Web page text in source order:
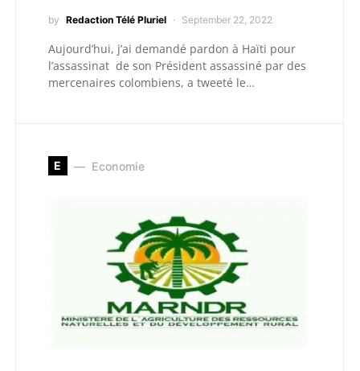
by Redaction Télé Pluriel September 22, 2022
Aujourd’hui, j’ai demandé pardon à Haïti pour
l’assassinat de son Président assassiné par des
mercenaires colombiens, a tweeté le…
E Economie